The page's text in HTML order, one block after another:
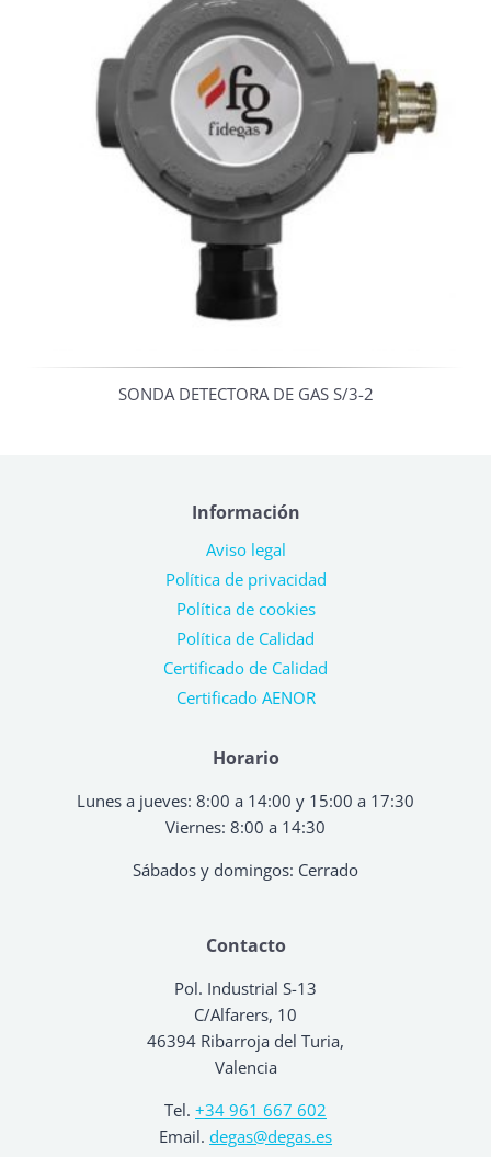
SONDA DETECTORA DE GAS S/3-2
Contacto
Pol. Industrial S-13
C/Alfarers, 10
46394 Ribarroja del Turia,
Valencia
Tel. +34 961 667 602
Email. degas@degas.es
Horario
Lunes a jueves: 8:00 a 14:00 y 15:00 a 17:30
Viernes: 8:00 a 14:30
Sábados y domingos: Cerrado
Información
Aviso legal
Política de privacidad
Política de cookies
Política de Calidad
Certificado de Calidad
Certificado AENOR